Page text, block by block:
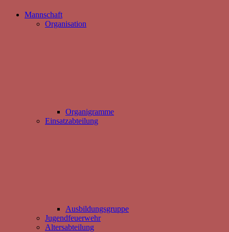
Mannschaft
Organisation
Organigramme
Einsatzabteilung
Ausbildungsgruppe
Jugendfeuerwehr
Altersabteilung